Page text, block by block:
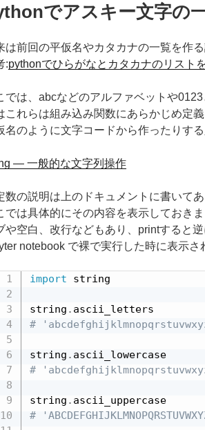
でアスキー文字の
は前回の平仮名やカタカナの一覧を作
:pythonでひらがなとカタカナのリスト
では、abcなどのアルファベットや
これらは組み込み関数にあらかじめ定
名のように文字コードから作ったりする
— 一般的な文字列操作
数の説明は上のドキュメントに書いてあ
では具体的にその内容を表示しておきま
や空白、改行などもあり、printすると
notebook で裸で実行した時に表示さ
import string
string .
#
string .
#
string .
#